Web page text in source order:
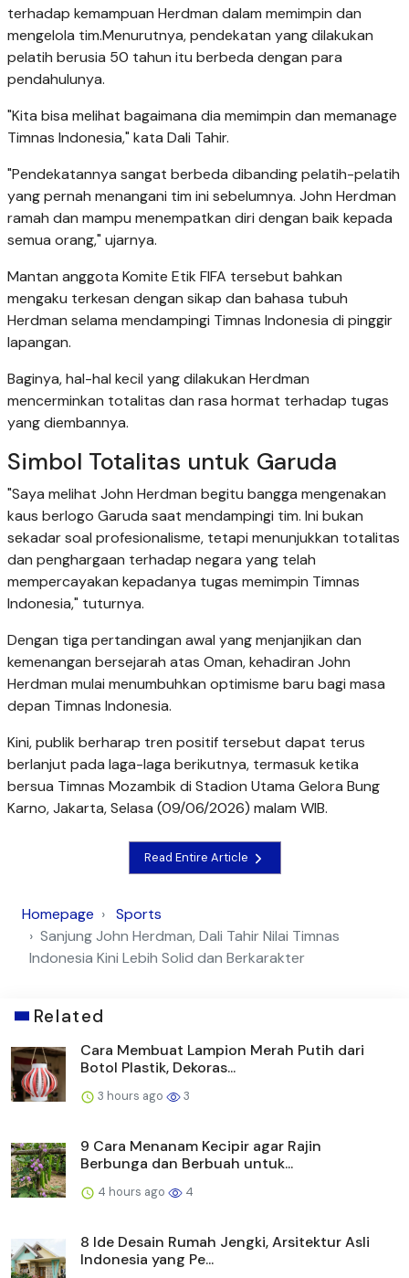
terhadap kemampuan Herdman dalam memimpin dan
mengelola tim.Menurutnya, pendekatan yang dilakukan
pelatih berusia 50 tahun itu berbeda dengan para
pendahulunya.
"Kita bisa melihat bagaimana dia memimpin dan memanage
Timnas Indonesia," kata Dali Tahir.
"Pendekatannya sangat berbeda dibanding pelatih-pelatih
yang pernah menangani tim ini sebelumnya. John Herdman
ramah dan mampu menempatkan diri dengan baik kepada
semua orang," ujarnya.
Mantan anggota Komite Etik FIFA tersebut bahkan
mengaku terkesan dengan sikap dan bahasa tubuh
Herdman selama mendampingi Timnas Indonesia di pinggir
lapangan.
Baginya, hal-hal kecil yang dilakukan Herdman
mencerminkan totalitas dan rasa hormat terhadap tugas
yang diembannya.
Simbol Totalitas untuk Garuda
"Saya melihat John Herdman begitu bangga mengenakan
kaus berlogo Garuda saat mendampingi tim. Ini bukan
sekadar soal profesionalisme, tetapi menunjukkan totalitas
dan penghargaan terhadap negara yang telah
mempercayakan kepadanya tugas memimpin Timnas
Indonesia," tuturnya.
Dengan tiga pertandingan awal yang menjanjikan dan
kemenangan bersejarah atas Oman, kehadiran John
Herdman mulai menumbuhkan optimisme baru bagi masa
depan Timnas Indonesia.
Kini, publik berharap tren positif tersebut dapat terus
berlanjut pada laga-laga berikutnya, termasuk ketika
bersua Timnas Mozambik di Stadion Utama Gelora Bung
Karno, Jakarta, Selasa (09/06/2026) malam WIB.
Read Entire Article
Homepage
Sports
Sanjung John Herdman, Dali Tahir Nilai Timnas
Indonesia Kini Lebih Solid dan Berkarakter
Related
Cara Membuat Lampion Merah Putih dari
Botol Plastik, Dekoras...
3 hours ago 3
9 Cara Menanam Kecipir agar Rajin
Berbunga dan Berbuah untuk...
4 hours ago 4
8 Ide Desain Rumah Jengki, Arsitektur Asli
Indonesia yang Pe...